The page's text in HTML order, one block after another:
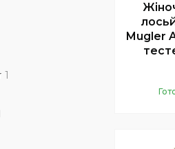
Mugler
1